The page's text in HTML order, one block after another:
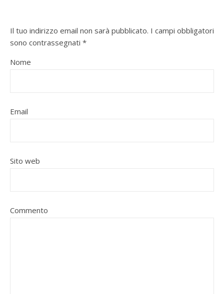
Il tuo indirizzo email non sarà pubblicato. I campi obbligatori
sono contrassegnati *
Nome
Email
Sito web
Commento